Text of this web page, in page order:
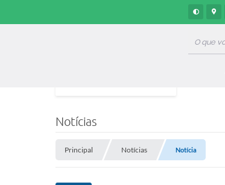
Notícias
Principal Notícias Notícia